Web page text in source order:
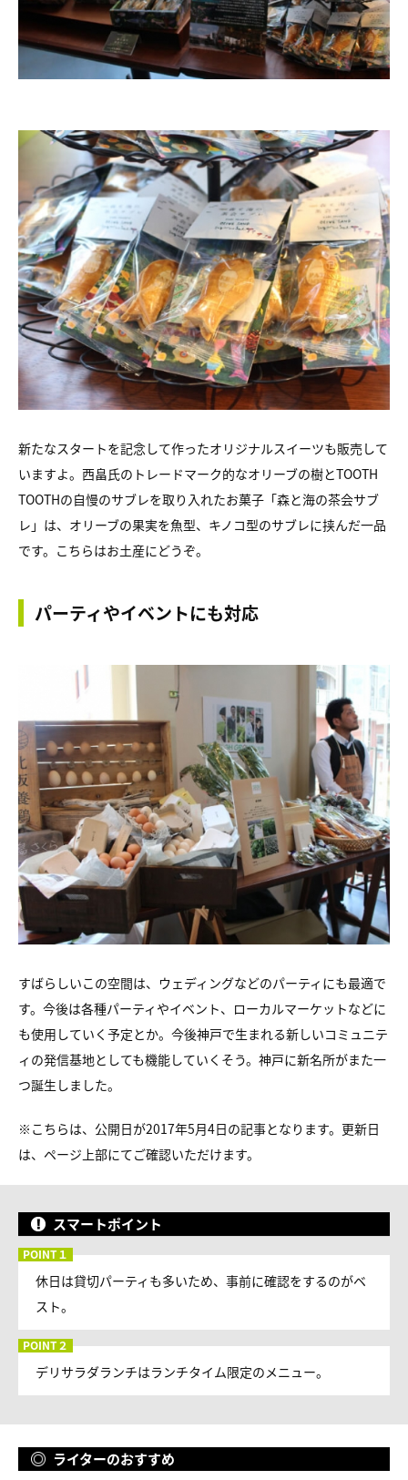
新たなスタートを記念して作ったオリジナルスイーツも販売して
いますよ。西畠氏のトレードマーク的なオリーブの樹とTOOTH
TOOTHの自慢のサブレを取り入れたお菓子「森と海の茶会サブ
レ」は、オリーブの果実を魚型、キノコ型のサブレに挟んだ一品
です。こちらはお土産にどうぞ。
パーティやイベントにも対応
すばらしいこの空間は、ウェディングなどのパーティにも最適で
す。今後は各種パーティやイベント、ローカルマーケットなどに
も使用していく予定とか。今後神戸で生まれる新しいコミュニテ
ィの発信基地としても機能していくそう。神戸に新名所がまた一
つ誕生しました。
※こちらは、公開日が2017年5月4日の記事となります。更新日
は、ページ上部にてご確認いただけます。
スマートポイント
休日は貸切パーティも多いため、事前に確認をするのがベ
スト。
デリサラダランチはランチタイム限定のメニュー。
ライターのおすすめ